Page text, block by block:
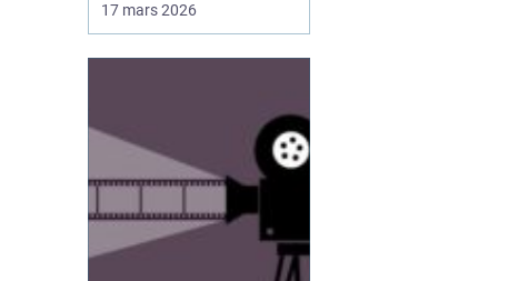
17 mars 2026